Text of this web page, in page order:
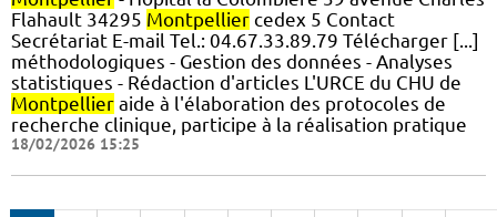
Flahault 34295 Montpellier cedex 5 Contact
Secrétariat E-mail Tel.: 04.67.33.89.79 Télécharger [...]
méthodologiques - Gestion des données - Analyses
statistiques - Rédaction d'articles L'URCE du CHU de
Montpellier aide à l'élaboration des protocoles de
recherche clinique, participe à la réalisation pratique
18/02/2026 15:25